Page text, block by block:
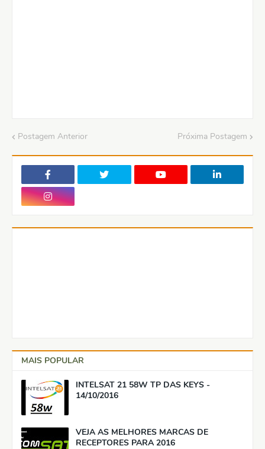
Postagem Anterior Próxima Postagem
MAIS POPULAR
INTELSAT 21 58W TP DAS KEYS -
14/10/2016
VEJA AS MELHORES MARCAS DE
RECEPTORES PARA 2016